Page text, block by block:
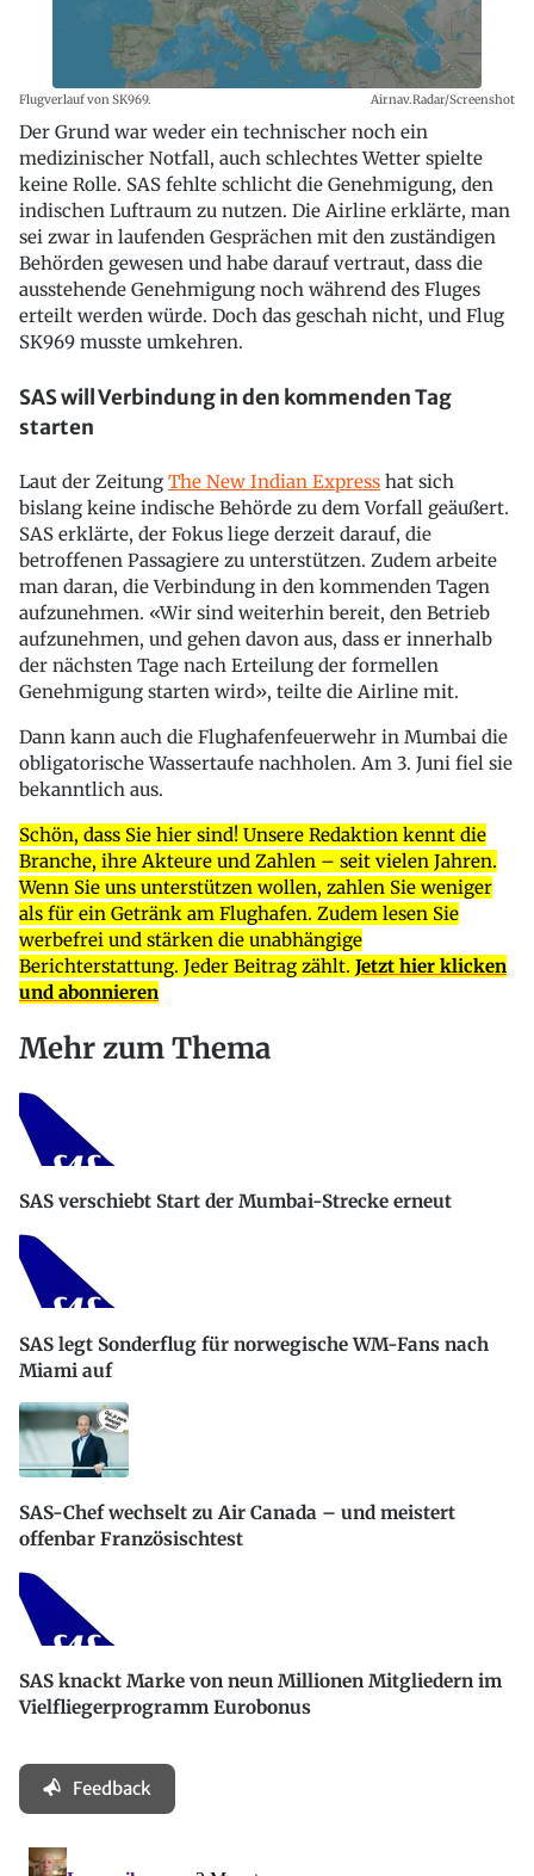
Flugverlauf von SK969. Airnav.Radar/Screenshot
Der Grund war weder ein technischer noch ein
medizinischer Notfall, auch schlechtes Wetter spielte
keine Rolle. SAS fehlte schlicht die Genehmigung, den
indischen Luftraum zu nutzen. Die Airline erklärte, man
sei zwar in laufenden Gesprächen mit den zuständigen
Behörden gewesen und habe darauf vertraut, dass die
ausstehende Genehmigung noch während des Fluges
erteilt werden würde. Doch das geschah nicht, und Flug
SK969 musste umkehren.
SAS will Verbindung in den kommenden Tag
starten
Laut der Zeitung The New Indian Express hat sich
bislang keine indische Behörde zu dem Vorfall geäußert.
SAS erklärte, der Fokus liege derzeit darauf, die
betroffenen Passagiere zu unterstützen. Zudem arbeite
man daran, die Verbindung in den kommenden Tagen
aufzunehmen. «Wir sind weiterhin bereit, den Betrieb
aufzunehmen, und gehen davon aus, dass er innerhalb
der nächsten Tage nach Erteilung der formellen
Genehmigung starten wird», teilte die Airline mit.
Dann kann auch die Flughafenfeuerwehr in Mumbai die
obligatorische Wassertaufe nachholen. Am 3. Juni fiel sie
bekanntlich aus.
Schön, dass Sie hier sind! Unsere Redaktion kennt die
Branche, ihre Akteure und Zahlen – seit vielen Jahren.
Wenn Sie uns unterstützen wollen, zahlen Sie weniger
als für ein Getränk am Flughafen. Zudem lesen Sie
werbefrei und stärken die unabhängige
Berichterstattung. Jeder Beitrag zählt. Jetzt hier klicken
und abonnieren
Mehr zum Thema
SAS verschiebt Start der Mumbai-Strecke erneut
SAS legt Sonderflug für norwegische WM-Fans nach
Miami auf
SAS-Chef wechselt zu Air Canada – und meistert
offenbar Französischtest
SAS knackt Marke von neun Millionen Mitgliedern im
Vielfliegerprogramm Eurobonus
Feedback